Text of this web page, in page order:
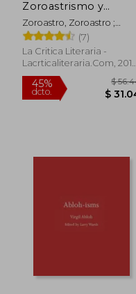
Zoroastrismo y
Mazde smo
(Coleccion la Critica
Literaria)
Zoroastro, Zoroastro ;
Bergua, Juan Bautista ;
Bergua, Juan Bautista
(7)
La Critica Literaria -
Lacrticaliteraria.com, 2010,
1 Edición, Tapa Blanda,
Nuevo